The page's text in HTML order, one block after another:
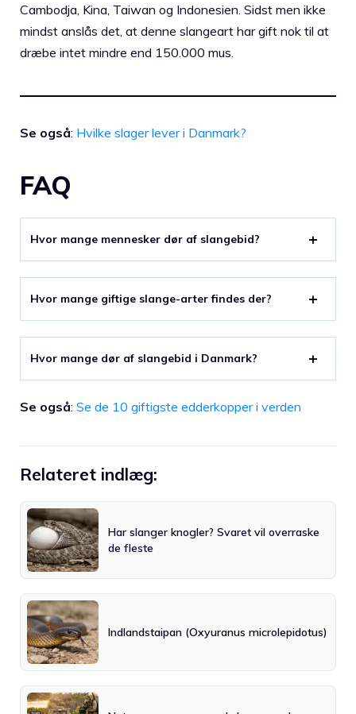
Cambodja, Kina, Taiwan og Indonesien. Sidst men ikke
mindst anslås det, at denne slangeart har gift nok til at
dræbe intet mindre end 150.000 mus.
Se også: Hvilke slager lever i Danmark?
FAQ
Hvor mange mennesker dør af slangebid?
Hvor mange giftige slange-arter findes der?
Hvor mange dør af slangebid i Danmark?
Se også: Se de 10 giftigste edderkopper i verden
Relateret indlæg:
Har slanger knogler? Svaret vil overraske
de fleste
Indlandstaipan (Oxyuranus microlepidotus)